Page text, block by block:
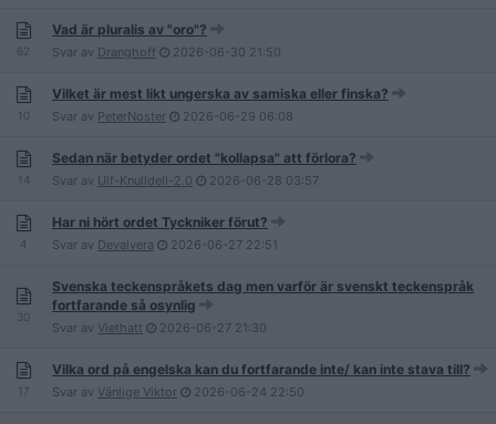
62
Vad är pluralis av "oro"?
Svar av Dranghoff 2026-06-30 21:50
10
Vilket är mest likt ungerska av samiska eller finska?
Svar av PeterNoster 2026-06-29 06:08
14
Sedan när betyder ordet "kollapsa" att förlora?
Svar av Ulf-Knulldell-2.0 2026-06-28 03:57
4
Har ni hört ordet Tyckniker förut?
Svar av Devalvera 2026-06-27 22:51
30
Svenska teckenspråkets dag men varför är svenskt teckenspråk
fortfarande så osynlig
Svar av Viethatt 2026-06-27 21:30
17
Vilka ord på engelska kan du fortfarande inte/ kan inte stava till?
Svar av Vänlige Viktor 2026-06-24 22:50